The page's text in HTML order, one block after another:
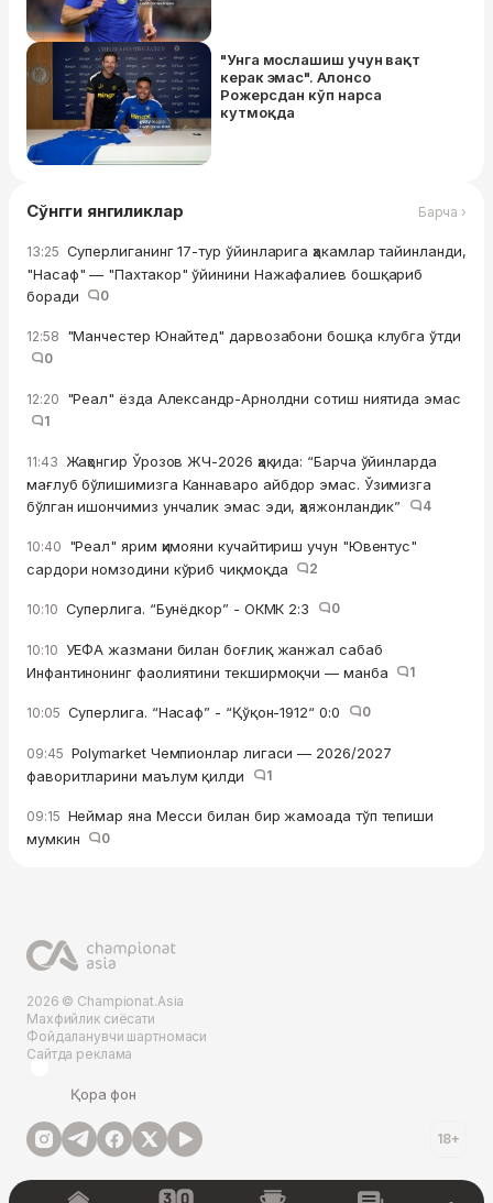
"Унга мослашиш учун вақт
керак эмас". Алонсо
Рожерсдан кўп нарса
кутмоқда
Сўнгги янгиликлар Барча ›
13:25 Суперлиганинг 17-тур ўйинларига ҳакамлар тайинланди,
"Насаф" — "Пахтакор" ўйинини Нажафалиев бошқариб
боради
0
12:58 "Манчестер Юнайтед" дарвозабони бошқа клубга ўтди
0
12:20 "Реал" ёзда Александр-Арнолдни сотиш ниятида эмас
1
11:43 Жаҳонгир Ўрозов ЖЧ-2026 ҳақида: “Барча ўйинларда
мағлуб бўлишимизга Каннаваро айбдор эмас. Ўзимизга
бўлган ишончимиз унчалик эмас эди, ҳаяжонландик”
4
10:40 "Реал" ярим ҳимояни кучайтириш учун "Ювентус"
сардори номзодини кўриб чиқмоқда
2
10:10 Суперлига. “Бунёдкор” - ОКМК 2:3 0
10:10 УЕФА жазмани билан боғлиқ жанжал сабаб
Инфантинонинг фаолиятини текширмоқчи — манба
1
10:05 Суперлига. “Насаф” - “Қўқон-1912“ 0:0 0
09:45 Polymarket Чемпионлар лигаси — 2026/2027
фаворитларини маълум қилди
1
09:15 Неймар яна Месси билан бир жамоада тўп тепиши
мумкин
0
2026 © Championat.Asia
Махфийлик сиёсати
Фойдаланувчи шартномаси
Сайтда реклама
Қора фон
18+